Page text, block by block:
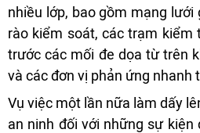
nhiều lớp, bao gồm mạng lưới
rào kiểm soát, các trạm kiểm
trước các mối đe dọa từ trên
và các đơn vị phản ứng nhanh
Vụ việc một lần nữa làm dấy
an ninh đối với những sự